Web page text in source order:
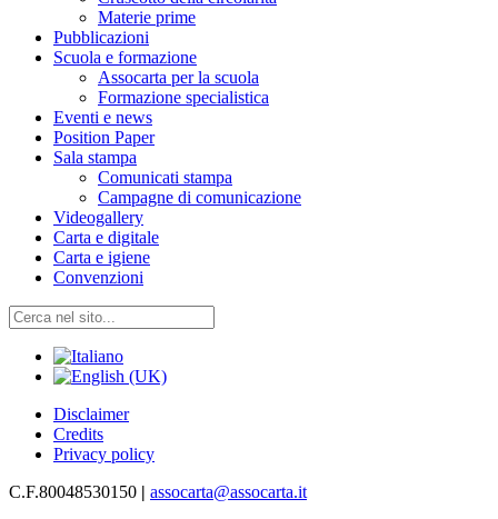
Materie prime
Pubblicazioni
Scuola e formazione
Assocarta per la scuola
Formazione specialistica
Eventi e news
Position Paper
Sala stampa
Comunicati stampa
Campagne di comunicazione
Videogallery
Carta e digitale
Carta e igiene
Convenzioni
Disclaimer
Credits
Privacy policy
C.F.80048530150 | assocarta@assocarta.it